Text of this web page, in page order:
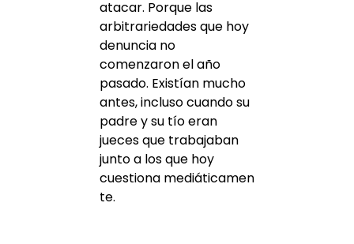
atacar. Porque las
arbitrariedades que hoy
denuncia no
comenzaron el año
pasado. Existían mucho
antes, incluso cuando su
padre y su tío eran
jueces que trabajaban
junto a los que hoy
cuestiona mediáticamen
te.